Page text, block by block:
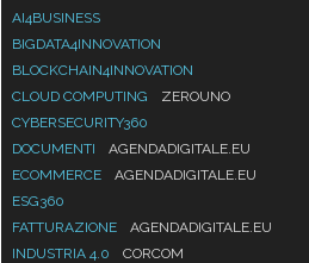
AI4BUSINESS
BIGDATA4INNOVATION
BLOCKCHAIN4INNOVATION
CLOUD COMPUTING
ZEROUNO
CYBERSECURITY360
DOCUMENTI
AGENDADIGITALE.EU
ECOMMERCE
AGENDADIGITALE.EU
ESG360
FATTURAZIONE
AGENDADIGITALE.EU
INDUSTRIA 4.0
CORCOM